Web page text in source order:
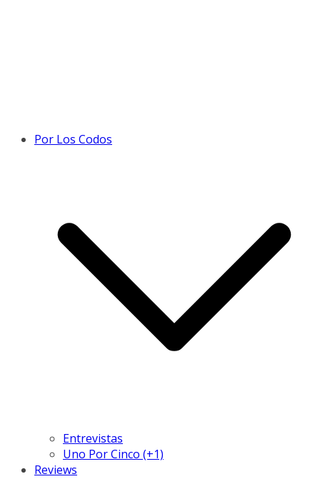
Por Los Codos
Entrevistas
Uno Por Cinco (+1)
Reviews